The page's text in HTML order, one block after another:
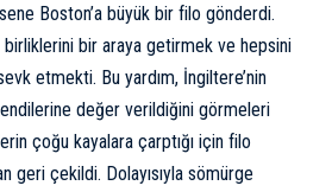
Boston’a büyük bir filo gönderdi.
birliklerini bir araya getirmek ve hepsini
etmekti. Bu yardım, İngiltere’nin
değer verildiğini görmeleri
çoğu kayalara çarptığı için filo
geri çekildi. Dolayısıyla sömürge